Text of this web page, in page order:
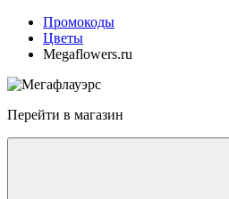
Промокоды
Цветы
Megaflowers.ru
Перейти в магазин